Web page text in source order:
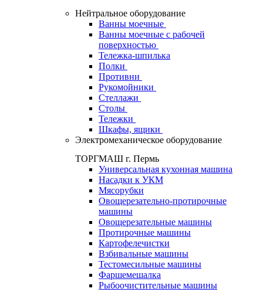
Нейтральное оборудование
Ванны моечные
Ванны моечные с рабочей
поверхностью
Тележка-шпилька
Полки
Противни
Рукомойники
Стеллажи
Столы
Тележки
Шкафы, ящики
Электромеханическое оборудование
ТОРГМАШ г. Пермь
Универсальная кухонная машина
Насадки к УКМ
Мясорубки
Овощерезательно-протирочные
машины
Овощерезательные машины
Протирочные машины
Картофелечистки
Взбивальные машины
Тестомесильные машины
Фаршемешалка
Рыбоочистительные машины